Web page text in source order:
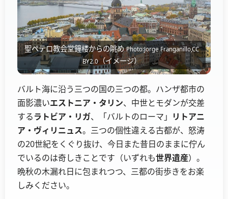
聖ペテロ教会堂鐘楼からの眺めPhoto:Jorge Franganillo,CC
BY2.0（イメージ）
バルト海に沿う三つの国の三つの都。ハンザ都市の
面影濃いエストニア・タリン、中世とモダンが交差
するラトビア・リガ、「バルトのローマ」 リトアニ
ア・ヴィリニュス。三つの個性違える古都が、怒涛
の20世紀をくぐり抜け、今日また昔日のままに佇ん
でいるのは奇しきことです（いずれも世界遺産）。
晩秋の木漏れ日に包まれつつ、三都の街歩きをお楽
しみください。